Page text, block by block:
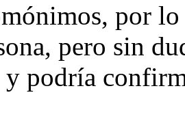
por lo
pero sin
y podría